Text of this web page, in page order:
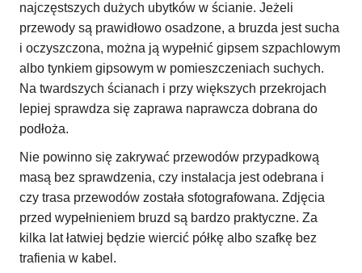
najczęstszych dużych ubytków w ścianie. Jeżeli
przewody są prawidłowo osadzone, a bruzda jest sucha
i oczyszczona, można ją wypełnić gipsem szpachlowym
albo tynkiem gipsowym w pomieszczeniach suchych.
Na twardszych ścianach i przy większych przekrojach
lepiej sprawdza się zaprawa naprawcza dobrana do
podłoża.
Nie powinno się zakrywać przewodów przypadkową
masą bez sprawdzenia, czy instalacja jest odebrana i
czy trasa przewodów została sfotografowana. Zdjęcia
przed wypełnieniem bruzd są bardzo praktyczne. Za
kilka lat łatwiej będzie wiercić półkę albo szafkę bez
trafienia w kabel.